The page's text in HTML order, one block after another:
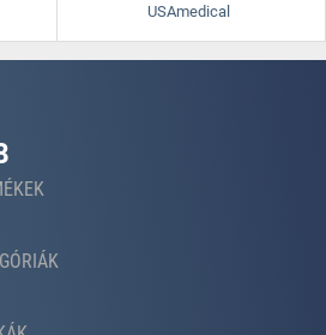
USAmedical